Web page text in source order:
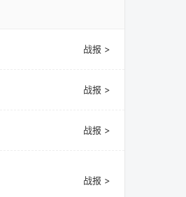
战报 >
战报 >
战报 >
战报 >